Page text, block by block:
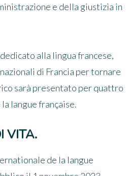
e della giustizia in
alla lingua francese,
di Francia per tornare
sarà presentato per quattro
langue française.
VITA.
de la langue